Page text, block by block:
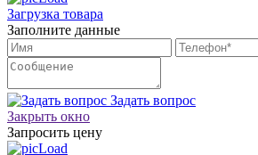
Загрузка товара
Заполните данные
Задать вопрос
Закрыть окно
Запросить цену